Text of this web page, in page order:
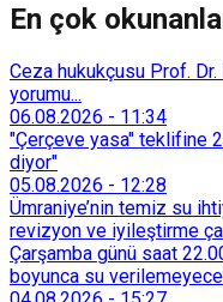
En çok
Ceza hukukçusu Prof.
yorumu...
06.08.2026 - 11:34
"Çerçeve yasa" teklifine
diyor"
05.08.2026 - 12:28
Ümraniye’nin temiz su
revizyon ve iyileştirme
Çarşamba günü saat
boyunca su